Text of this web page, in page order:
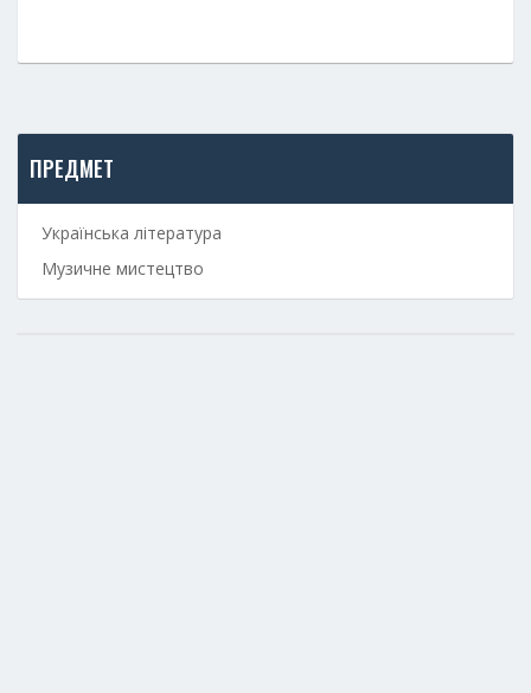
ПРЕДМЕТ
Українська література
Музичне мистецтво